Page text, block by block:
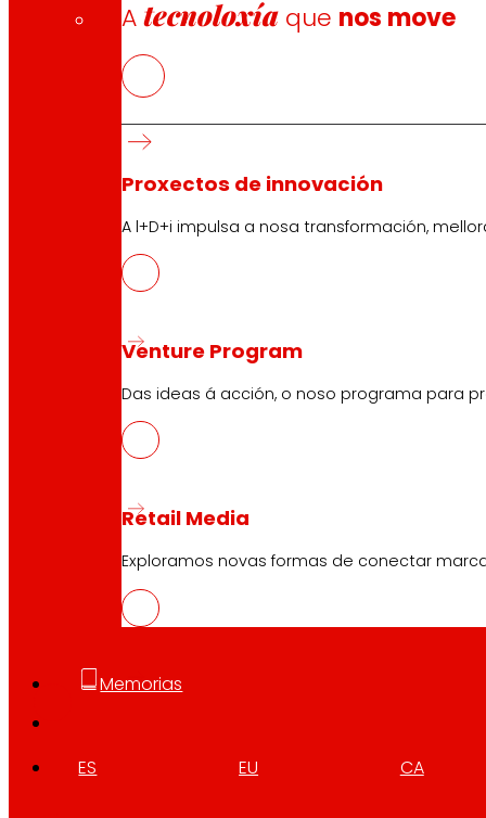
Atecnoloxía que nos move
Proxectos de innovación
A l+D+i impulsa a nosa transformación,
Venture Program
Das ideas á acción, o noso programa para
Retail Media
Exploramos novas formas de conectar
Memorias
ES EU CA
EUS